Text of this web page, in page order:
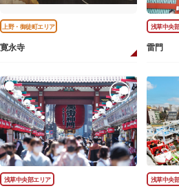
上野・御徒町エリア
寛永寺
浅草中央
雷門
浅草中央部エリア 浅草中央